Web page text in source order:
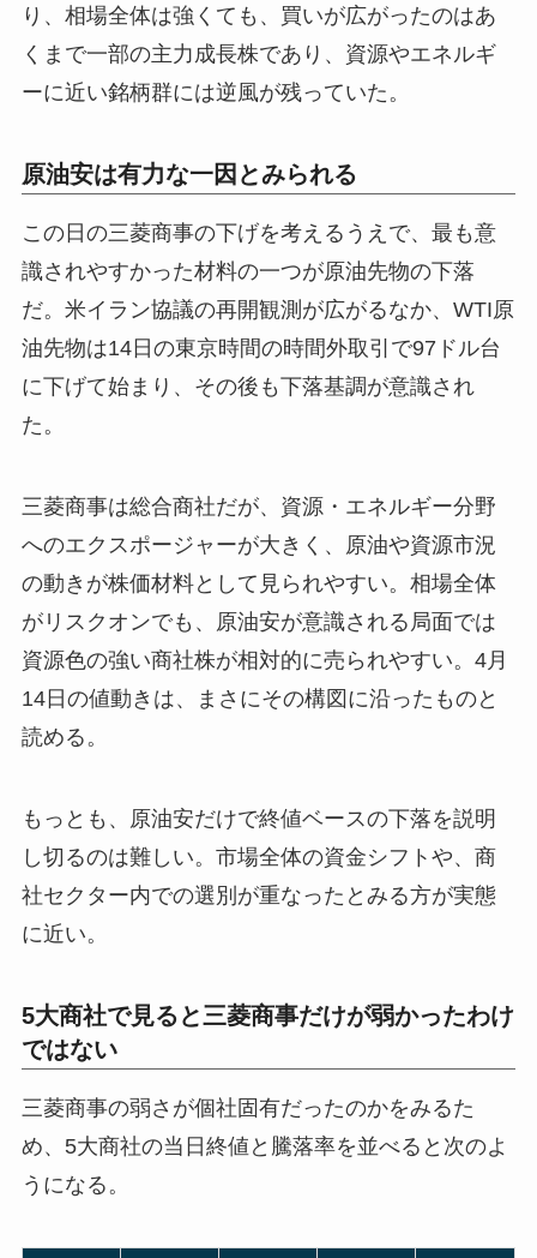
り、相場全体は強くても、買いが広がったのはあ
くまで一部の主力成長株であり、資源やエネルギ
ーに近い銘柄群には逆風が残っていた。
原油安は有力な一因とみられる
この日の三菱商事の下げを考えるうえで、最も意
識されやすかった材料の一つが原油先物の下落
だ。米イラン協議の再開観測が広がるなか、WTI原
油先物は14日の東京時間の時間外取引で97ドル台
に下げて始まり、その後も下落基調が意識され
た。
三菱商事は総合商社だが、資源・エネルギー分野
へのエクスポージャーが大きく、原油や資源市況
の動きが株価材料として見られやすい。相場全体
がリスクオンでも、原油安が意識される局面では
資源色の強い商社株が相対的に売られやすい。4月
14日の値動きは、まさにその構図に沿ったものと
読める。
もっとも、原油安だけで終値ベースの下落を説明
し切るのは難しい。市場全体の資金シフトや、商
社セクター内での選別が重なったとみる方が実態
に近い。
5大商社で見ると三菱商事だけが弱かったわけ
ではない
三菱商事の弱さが個社固有だったのかをみるた
め、5大商社の当日終値と騰落率を並べると次のよ
うになる。